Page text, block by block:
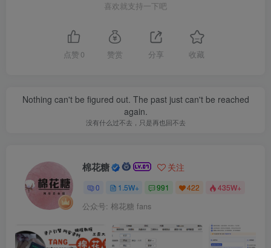
喜欢就支持一下吧
点赞 0 赞赏 分享 收藏
Nothing can't be figured out. The past just can't be reached
again.
没有什么过不去，只是再也回不去
棉花糖 关注
0 1.5W+ 991 422 435W+
公众号: 棉花糖 fans